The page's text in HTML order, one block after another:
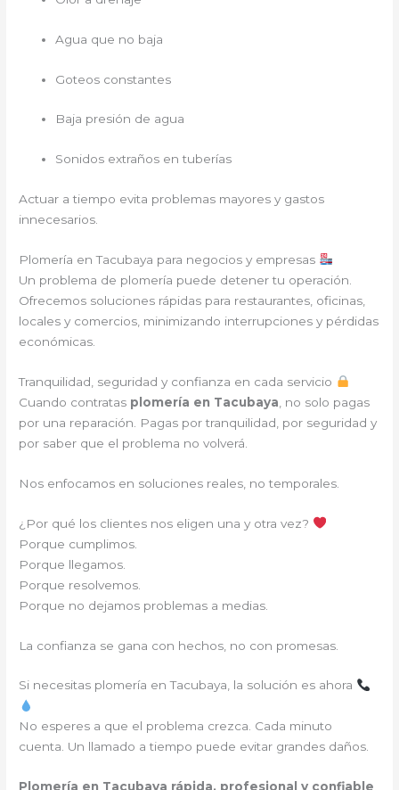
Agua que no baja
Goteos constantes
Baja presión de agua
Sonidos extraños en tuberías
Actuar a tiempo evita problemas mayores y gastos
innecesarios.
Plomería en Tacubaya para negocios y empresas
Un problema de plomería puede detener tu operación.
Ofrecemos soluciones rápidas para restaurantes, oficinas,
locales y comercios, minimizando interrupciones y pérdidas
económicas.
Tranquilidad, seguridad y confianza en cada servicio
Cuando contratas plomería en Tacubaya , no solo pagas
por una reparación. Pagas por tranquilidad, por seguridad y
por saber que el problema no volverá.
Nos enfocamos en soluciones reales, no temporales.
¿Por qué los clientes nos eligen una y otra vez?
Porque cumplimos.
Porque llegamos.
Porque resolvemos.
Porque no dejamos problemas a medias.
La confianza se gana con hechos, no con promesas.
Si necesitas plomería en Tacubaya, la solución es ahora
No esperes a que el problema crezca. Cada minuto
cuenta. Un llamado a tiempo puede evitar grandes daños.
Plomería en Tacubaya rápida, profesional y confiable,